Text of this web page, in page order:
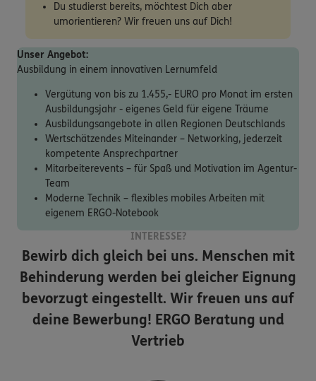
Du studierst bereits, möchtest Dich aber
umorientieren? Wir freuen uns auf Dich!
Unser Angebot:
Ausbildung in einem innovativen Lernumfeld
Vergütung von bis zu 1.455,- EURO pro Monat im ersten
Ausbildungsjahr - eigenes Geld für eigene Träume
Ausbildungsangebote in allen Regionen Deutschlands
Wertschätzendes Miteinander – Networking, jederzeit
kompetente Ansprechpartner
Mitarbeiterevents – für Spaß und Motivation im Agentur-
Team
Moderne Technik – flexibles mobiles Arbeiten mit
eigenem ERGO-Notebook
INTERESSE?
Bewirb dich gleich bei uns. Menschen mit
Behinderung werden bei gleicher Eignung
bevorzugt eingestellt. Wir freuen uns auf
deine Bewerbung! ERGO Beratung und
Vertrieb